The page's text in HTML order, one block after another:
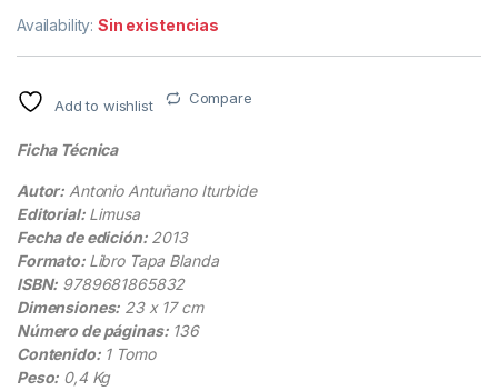
Availability:Sin existencias
Add to wishlist Compare
Ficha Técnica
Autor: Antonio Antuñano Iturbide
Editorial:Limusa
Fecha de edición:2013
Formato: Libro Tapa Blanda
ISBN: 9789681865832
Dimensiones: 23 x 17 cm
Número de páginas:136
Contenido:1 Tomo
Peso: 0,4 Kg